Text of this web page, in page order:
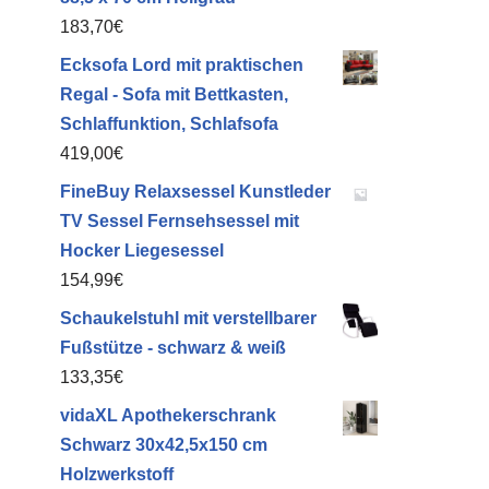
183,70€
Ecksofa Lord mit praktischen
Regal - Sofa mit Bettkasten,
Schlaffunktion, Schlafsofa
419,00€
FineBuy Relaxsessel Kunstleder
TV Sessel Fernsehsessel mit
Hocker Liegesessel
154,99€
Schaukelstuhl mit verstellbarer
Fußstütze - schwarz & weiß
133,35€
vidaXL Apothekerschrank
Schwarz 30x42,5x150 cm
Holzwerkstoff